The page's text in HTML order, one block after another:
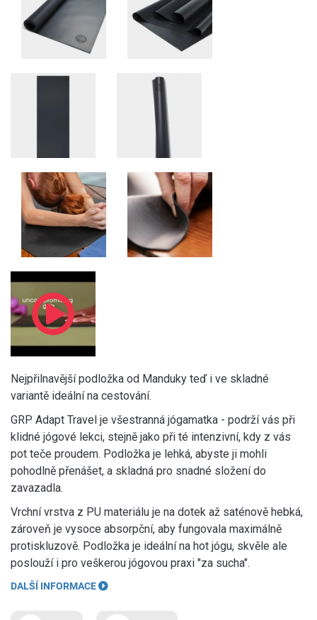
Nejpřilnavější podložka od Manduky teď i ve skladné
variantě ideální na cestování.
GRP Adapt Travel je všestranná jógamatka - podrží vás při
klidné jógové lekci, stejně jako při té intenzivní, kdy z vás
pot teče proudem. Podložka je lehká, abyste ji mohli
pohodlně přenášet, a skladná pro snadné složení do
zavazadla.
Vrchní vrstva z PU materiálu je na dotek až saténově hebká,
zároveň je vysoce absorpční, aby fungovala maximálně
protiskluzově. Podložka je ideální na hot jógu, skvěle ale
poslouží i pro veškerou jógovou praxi "za sucha".
DALŠÍ INFORMACE